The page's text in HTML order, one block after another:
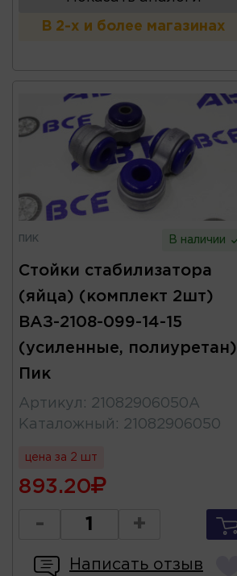
В 2-х и более магазинах
ПИК В наличии
Стойки стабилизатора
(яйца) (комплект 2шт)
ВАЗ-2108-099-14-15
(усиленные, полиуретан)
Пик
Артикул : 21082906050А
Каталожный : 21082906050
цена за 2 шт
893.20
- +
Написать отзыв